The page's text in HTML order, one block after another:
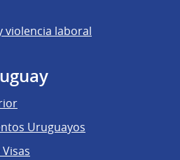
violencia laboral
Uruguayos